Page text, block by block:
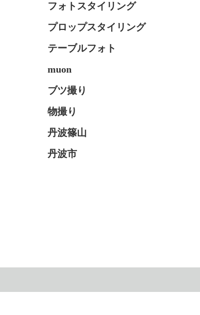
フォトスタイリング
プロップスタイリング
テーブルフォト
muon
ブツ撮り
物撮り
丹波篠山
丹波市